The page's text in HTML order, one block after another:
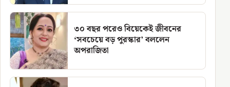
৩০ বছর পরেও বিয়েকেই জীবনের
‘সবচেয়ে বড় পুরস্কার’ বললেন
অপরাজিতা